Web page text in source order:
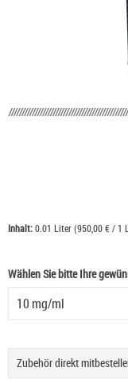
Inhalt:0.01 Liter (950,00 € / 1
Wählen Sie bitte Ihre
Zubehör direkt